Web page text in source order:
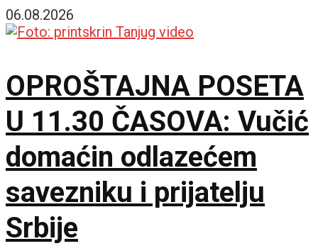
Marići
06.08.2026
OPROŠTAJNA POSETA
U 11.30 ČASOVA: Vučić
domaćin odlazećem
savezniku i prijatelju
Srbije